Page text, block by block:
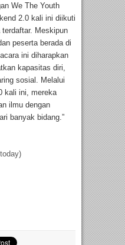
We The Youth
2.0 kali ini diikuti
Meskipun
peserta berada di
ini diharapkan
kapasitas diri,
sosial. Melalui
kali ini, mereka
ilmu dengan
banyak bidang.”